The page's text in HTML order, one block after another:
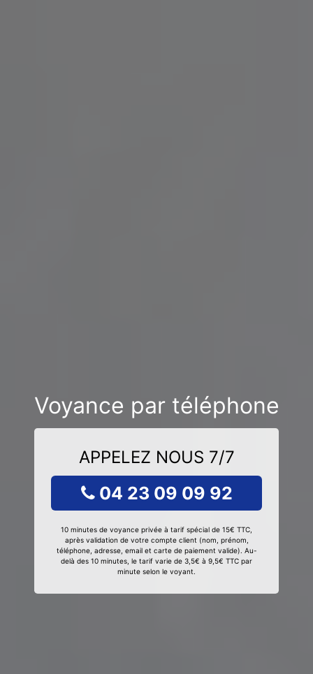
Voyance par téléphone
APPELEZ NOUS 7/7
04 23 09 09 92
10 minutes de voyance privée à tarif spécial de 15€ TTC,
après validation de votre compte client (nom, prénom,
téléphone, adresse, email et carte de paiement valide). Au-
delà des 10 minutes, le tarif varie de 3,5€ à 9,5€ TTC par
minute selon le voyant.